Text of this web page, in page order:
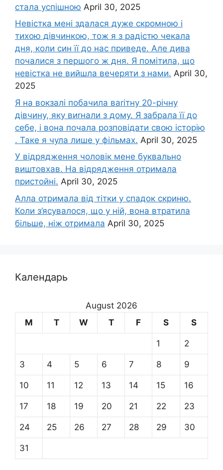
стала успішною April 30, 2025
Невістка мені здалася дуже скромною і
тихою дівчинкою, тож я з радістю чекала
дня, коли син її до нас приведе. Але дива
почалися з першого ж дня. Я помітила, що
невістка не вийшла вечеряти з нами. April 30,
2025
Я на вокзалі побачила ваrітну 20-річну
дівчину, яку виrнали з дому. Я забрала її до
себе, і вона почала розповідати свою історію
. Таке я чула лише у фільмах. April 30, 2025
У відрядження чоловік мене буквально
виштовхав. На відрядження отримала
пристойні. April 30, 2025
Алла отримала від тітки у спадок скриню.
Коли з’ясувалося, що у ній, вона втратила
більше, ніж отримала April 30, 2025
Календарь
August 2026
M
T W T F S S
1 2
3 4 5 6 7 8 9
10 11 12 13 14 15 16
17 18 19 20 21 22 23
24 25 26 27 28 29 30
31